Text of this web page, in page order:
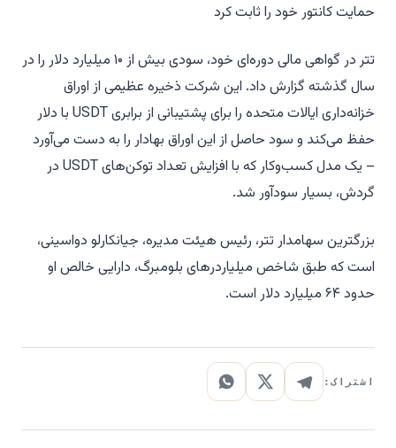
حمایت کانتور خود را ثابت کرد
تتر در گواهی مالی دوره‌ای خود، سودی بیش از ۱۰ میلیارد دلار را در
سال گذشته گزارش داد. این شرکت ذخیره عظیمی از اوراق
خزانه‌داری ایالات متحده را برای پشتیبانی از برابری USDT با دلار
حفظ می‌کند و سود حاصل از این اوراق بهادار را به دست می‌آورد
– یک مدل کسب‌وکار که با افزایش تعداد توکن‌های USDT در
گردش، بسیار سودآور شد.
بزرگترین سهامدار تتر، رئیس هیئت مدیره، جیانکارلو دواسینی،
است که طبق شاخص میلیاردرهای بلومبرگ، دارایی خالص او
حدود ۶۴ میلیارد دلار است.
اشتراک: